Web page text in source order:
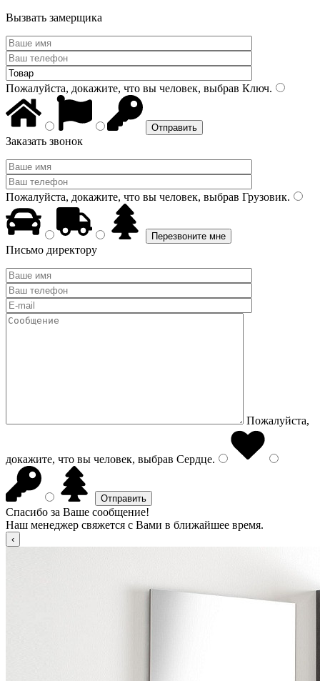
Вызвать замерщика
Пожалуйста, докажите, что вы человек, выбрав Ключ.
Заказать звонок
Пожалуйста, докажите, что вы человек, выбрав Грузовик.
Письмо директору
Пожалуйста,
докажите, что вы человек, выбрав Сердце.
Спасибо за Ваше сообщение!
Наш менеджер свяжется с Вами в ближайшее время.